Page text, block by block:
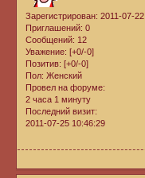
Зарегистрирован: 2011-07-22
Приглашений: 0
Сообщений: 12
Уважение: [+0/-0]
Позитив: [+0/-0]
Пол: Женский
Провел на форуме:
2 часа 1 минуту
Последний визит:
2011-07-25 10:46:29